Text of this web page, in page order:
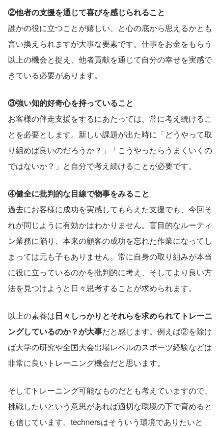
②他者の支援を通じて喜びを感じられること
誰かの役に立つことが嬉しい、と心の底から思えるかとも
言い換えられますが大事な要素です。仕事をお金をもらう
以上の機会と捉え、他者貢献を通じて自分の幸せを実感で
きている必要があります。
③強い知的好奇心を持っていること
お客様の伴走支援をするにあたっては、常に考え続けるこ
とを必要とします。新しい課題が出た時に「どうやって取
り組めば良いのだろうか？」「こうやったらうまくいくの
ではないか？」と自分で考え続けることが必要です。
④健全に批判的な目線で物事をみること
過去にお客様に成功を実感してもらえた支援でも、今回そ
れが同じように有効かはわかりません。盲目的なルーティ
ン業務に陥り、本来の顧客の成功を忘れた作業になってし
まっては元も子もありません。常に自身の取り組みが本当
に役に立っているのかを批判的に考え、そしてより良い方
法を見つけようと日々思考することが求められます。
以上の素養は日々しっかりとそれらを求められてトレーニ
ングしているのか？が大事だと感じます。例えば②を除け
ば大学の研究や全国大会出場レベルのスポーツ経験などは
非常に良いトレーニング機会だと思います。
そしてトレーニング可能なものだとも考えていますので、
挑戦したいという意思があれば適切な環境の下で育めると
も信じています。technersはそういう環境でありたいと